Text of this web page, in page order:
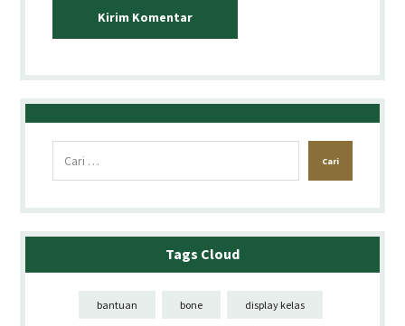
Tags Cloud
bantuan bone display kelas